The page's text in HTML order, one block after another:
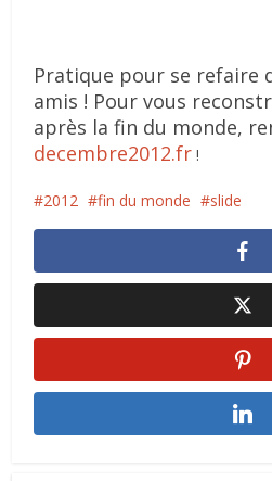
Pratique pour se refaire
amis ! Pour vous
après la fin du monde,
decembre2012.fr !
2012 fin du monde slide